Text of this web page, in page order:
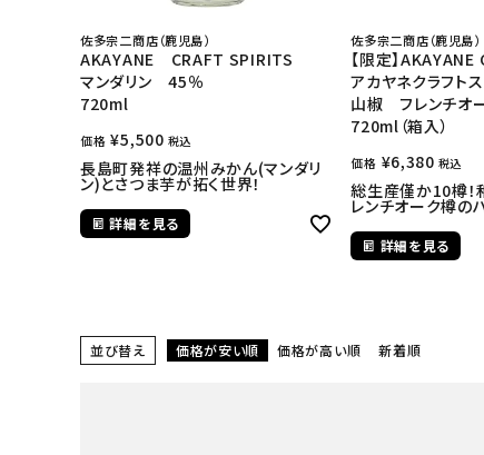
佐多宗二商店（鹿児島）
AKAYANE CRAFT SPIRITS
マンダリン 45％
720ml
価格 ¥5,500 税込
長島町発祥の温州みかん(マンダリ
ン)とさつま芋が拓く世界！
詳細を見る
佐多宗二商店（鹿児島）
【限定】
アカヤネクラフト
山椒 フレンチオ
720ml（箱入）
価格 ¥6,380 税込
総生産僅か10樽！
レンチオーク樽の
詳細を見る
並び替え 価格が安い順 価格が高い順 新着順